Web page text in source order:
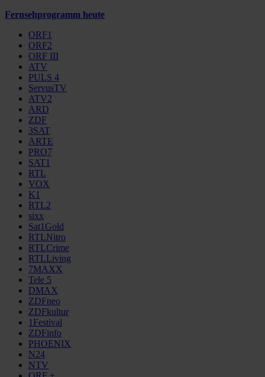
Fernsehprogramm heute
ORF1
ORF2
ORF III
ATV
PULS 4
ServusTV
ATV2
ARD
ZDF
3SAT
ARTE
PRO7
SAT1
RTL
VOX
K1
RTL2
sixx
Sat1Gold
RTLNitro
RTLCrime
RTLLiving
7MAXX
Tele 5
DMAX
ZDFneo
ZDFkultur
1Festival
ZDFinfo
PHOENIX
N24
NTV